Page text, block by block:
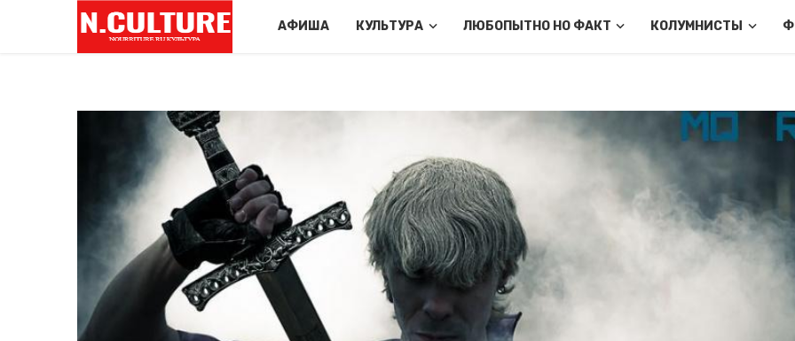
АФИША КУЛЬТУРА ЛЮБОПЫТНО НО ФАКТ КОЛУМНИСТЫ